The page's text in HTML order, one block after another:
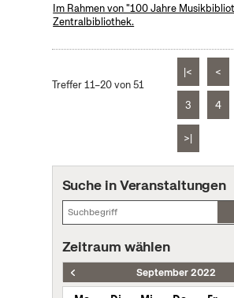
Im Rahmen von "100 Jahre
Zentralbibliothek.
Treffer 11–20 von 51
|< <
3 4
>|
Suche in Veranstaltungen
Zeitraum wählen
September 2022